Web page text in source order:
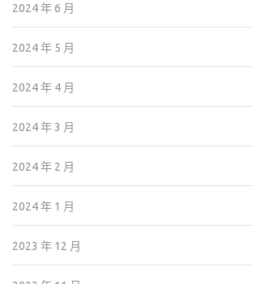
2024 年 6 月
2024 年 5 月
2024 年 4 月
2024 年 3 月
2024 年 2 月
2024 年 1 月
2023 年 12 月